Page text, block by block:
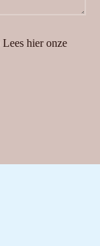
Lees hier onze